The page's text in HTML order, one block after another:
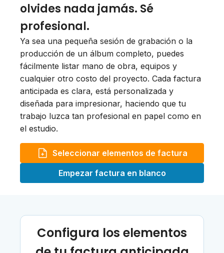
olvides nada jamás. Sé
profesional.
Ya sea una pequeña sesión de grabación o la
producción de un álbum completo, puedes
fácilmente listar mano de obra, equipos y
cualquier otro costo del proyecto. Cada factura
anticipada es clara, está personalizada y
diseñada para impresionar, haciendo que tu
trabajo luzca tan profesional en papel como en
el estudio.
Seleccionar elementos de factura
Empezar factura en blanco
Configura los elementos